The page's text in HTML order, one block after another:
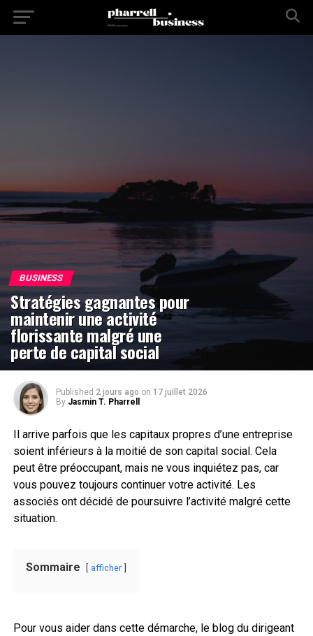
BUSINESS
Stratégies gagnantes pour
maintenir une activité
florissante malgré une
perte de capital social
Published 2 jours ago on 17 juillet 2026
By Jasmin T. Pharrell
Il arrive parfois que les capitaux propres d’une entreprise
soient inférieurs à la moitié de son capital social. Cela
peut être préoccupant, mais ne vous inquiétez pas, car
vous pouvez toujours continuer votre activité. Les
associés ont décidé de poursuivre l’activité malgré cette
situation.
Sommaire afficher
Pour vous aider dans cette démarche, le blog du dirigeant